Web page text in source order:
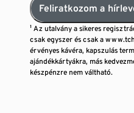
Feliratkozom a
¹ Az utalvány a sikeres
csak egyszer és csak a
érvényes kávéra, kapszulás
ajándékkártyákra, más
készpénzre nem váltható.